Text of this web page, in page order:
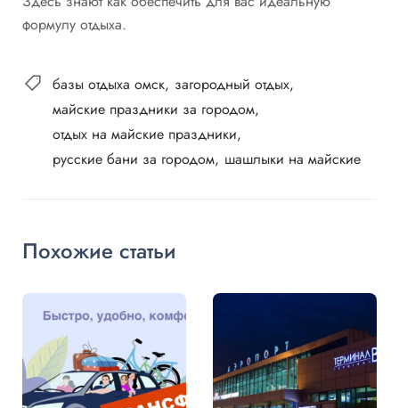
формулу отдыха.
базы отдыха омск загородный отдых
майские праздники за городом
отдых на майские праздники
русские бани за городом шашлыки на майские
Похожие статьи